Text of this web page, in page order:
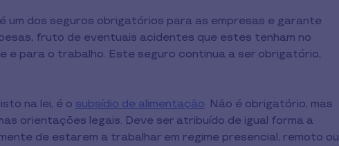
é um dos seguros obrigatórios para as empresas e garante
fruto de eventuais acidentes que estes tenham no
e para o trabalho. Este seguro continua a ser obrigatório,
na lei, é o subsídio de alimentação. Não é obrigatório, mas
orientações legais. Deve ser atribuído de igual forma a
de estarem a trabalhar em regime presencial, remoto ou